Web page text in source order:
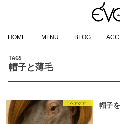
HOME MENU BLOG
帽子と薄毛
ヘアケア 帽子